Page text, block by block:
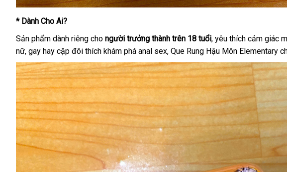
* Dành Cho Ai?
Sản phẩm dành riêng cho người trưởng thành trên 18 tuổi, yêu thích cảm giác
nữ, gay hay cặp đôi thích khám phá anal sex, Que Rung Hậu Môn Elementary